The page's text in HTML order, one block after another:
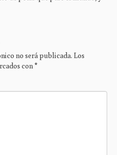
no será publicada. Los
con*